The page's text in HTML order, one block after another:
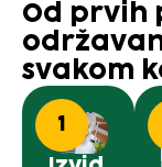
Od prvih
svakom
1